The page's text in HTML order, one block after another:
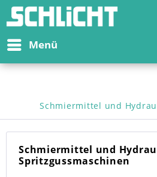
Menü
Schmiermittel und
Schmiermittel und
Spritzgussmaschinen